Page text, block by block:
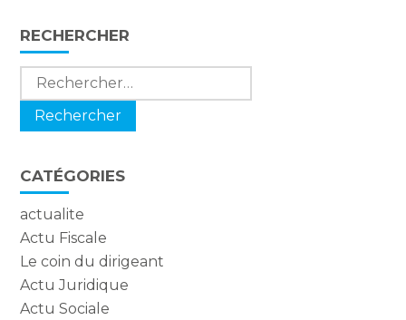
Blog
sidebar
RECHERCHER
Rechercher :
CATÉGORIES
actualite
Actu Fiscale
Le coin du dirigeant
Actu Juridique
Actu Sociale